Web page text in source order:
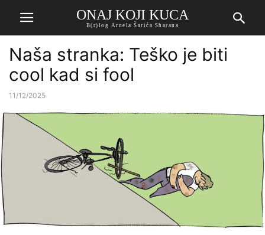
ONAJ KOJI KUCA
B(r)log Arnela Šarića Sharana
Naša stranka: Teško je biti
cool kad si fool
11/12/2025